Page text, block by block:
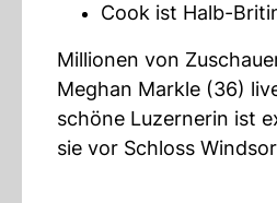
Cook ist Halb-
Millionen von
Meghan Markle (36)
schöne Luzernerin ist
sie vor Schloss